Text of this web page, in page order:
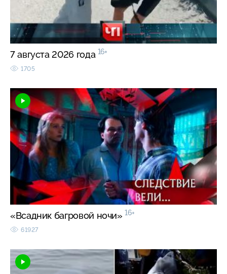
7 августа 2026 года 16+
1705
«Всадник багровой ночи» 16+
61927